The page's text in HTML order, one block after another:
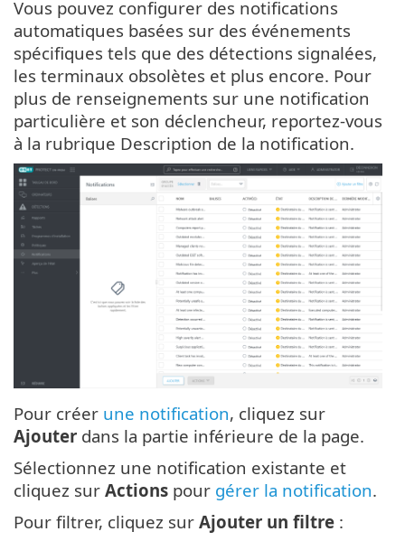
Vous pouvez configurer des notifications
automatiques basées sur des événements
spécifiques tels que des détections signalées,
les terminaux obsolètes et plus encore. Pour
plus de renseignements sur une notification
particulière et son déclencheur, reportez-vous
à la rubrique Description de la notification.
Pour créer une notification, cliquez sur
Ajouter dans la partie inférieure de la page.
Sélectionnez une notification existante et
cliquez sur Actions pour gérer la notification.
Pour filtrer, cliquez sur Ajouter un filtre :